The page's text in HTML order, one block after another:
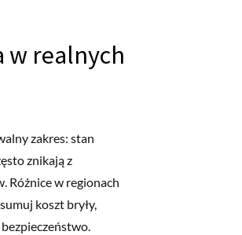
w realnych
zakres: stan
znikają z
Różnice w regionach
koszt bryły,